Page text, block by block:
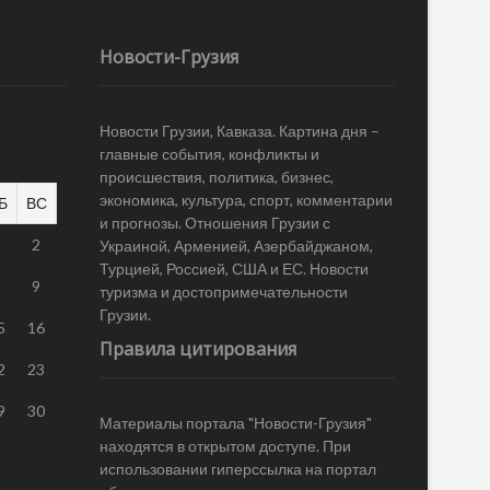
ВС
2
9
16
23
30
Новости-Грузия
Новости Грузии, Кавказа. Картина дня –
главные события, конфликты и
происшествия, политика, бизнес,
экономика, культура, спорт, комментарии
и прогнозы. Отношения Грузии с
Украиной, Арменией, Азербайджаном,
Турцией, Россией, США и ЕС. Новости
туризма и достопримечательности
Грузии.
Правила цитирования
Материалы портала "Новости-Грузия"
находятся в открытом доступе. При
использовании гиперссылка на портал